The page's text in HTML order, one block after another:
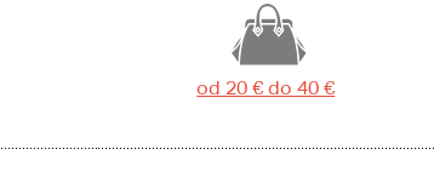
od 20 € do 40 €